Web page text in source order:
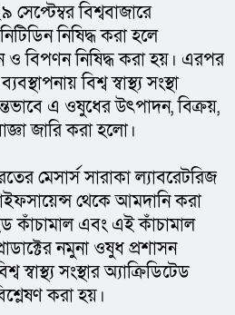
বিশ্ববাজারে
নিষিদ্ধ করা হলে
বিপণন নিষিদ্ধ করা হয়। এরপর
বিশ্ব স্বাস্থ্য সংস্থা
এ ওষুধের উৎপাদন, বিক্রয়,
জারি করা হলো।
মেসার্স সারাকা ল্যাবরেটরিজ
থেকে আমদানি করা
কাঁচামাল এবং এই কাঁচামাল
নমুনা ওষুধ প্রশাসন
স্বাস্থ্য সংস্থার অ্যাক্রিডিটেড
করা হয়।